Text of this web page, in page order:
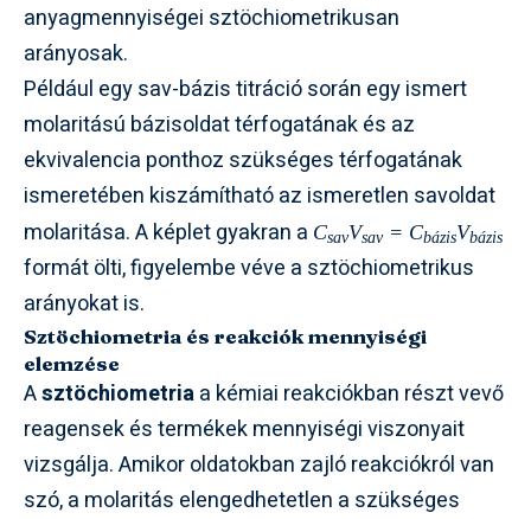
anyagmennyiségei sztöchiometrikusan
arányosak.
Például egy sav-bázis titráció során egy ismert
molaritású bázisoldat térfogatának és az
ekvivalencia ponthoz szükséges térfogatának
ismeretében kiszámítható az ismeretlen savoldat
molaritása. A képlet gyakran a CsavVsav= CbázisVbázis
formát ölti, figyelembe véve a sztöchiometrikus
arányokat is.
Sztöchiometria és reakciók mennyiségi
elemzése
Asztöchiometriaa kémiai reakciókban részt vevő
reagensek és termékek mennyiségi viszonyait
vizsgálja. Amikor oldatokban zajló reakciókról van
szó, a molaritás elengedhetetlen a szükséges